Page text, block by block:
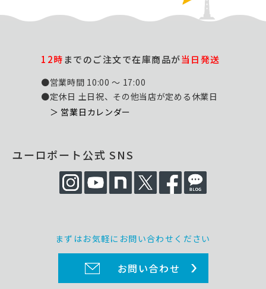
12時までのご注文で在庫商品が当日発送
●営業時間 10:00 ～ 17:00
●定休日 土日祝、その他当店が定める休業日
＞ 営業日カレンダー
ユーロポート公式 SNS
まずはお気軽にお問い合わせください
お問い合わせ